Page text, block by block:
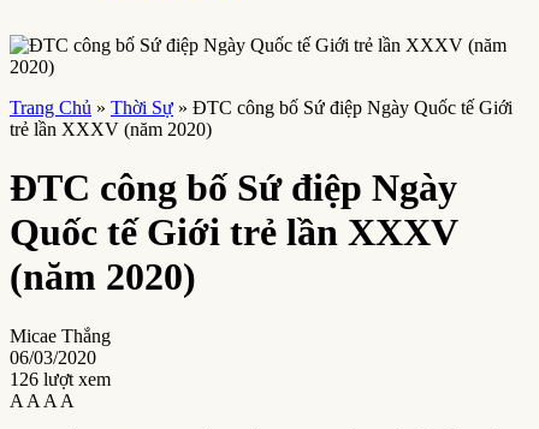
Trang Chủ » Thời Sự » ĐTC công bố Sứ điệp Ngày Quốc tế Giới
trẻ lần XXXV (năm 2020)
ĐTC công bố Sứ điệp Ngày
Quốc tế Giới trẻ lần XXXV
(năm 2020)
Micae Thắng
06/03/2020
126 lượt xem
A A A A